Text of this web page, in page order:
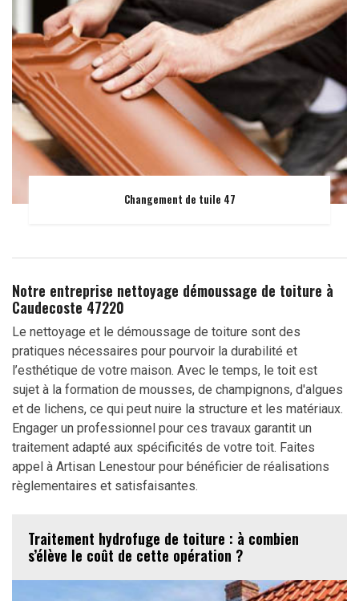
Changement de tuile 47
Notre entreprise nettoyage démoussage de toiture à
Caudecoste 47220
Le nettoyage et le démoussage de toiture sont des
pratiques nécessaires pour pourvoir la durabilité et
l’esthétique de votre maison. Avec le temps, le toit est
sujet à la formation de mousses, de champignons, d'algues
et de lichens, ce qui peut nuire la structure et les matériaux.
Engager un professionnel pour ces travaux garantit un
traitement adapté aux spécificités de votre toit. Faites
appel à Artisan Lenestour pour bénéficier de réalisations
règlementaires et satisfaisantes.
Traitement hydrofuge de toiture : à combien
s’élève le coût de cette opération ?